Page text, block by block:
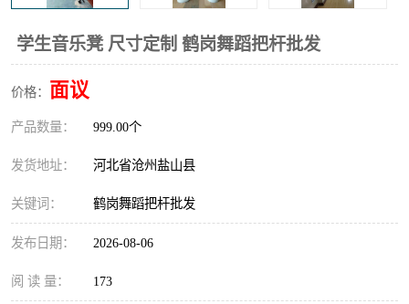
学生音乐凳 尺寸定制 鹤岗舞蹈把杆批发
价格： 面议
产品数量： 999.00个
发货地址： 河北省沧州盐山县
关键词： 鹤岗舞蹈把杆批发
发布日期： 2026-08-06
阅 读 量： 173